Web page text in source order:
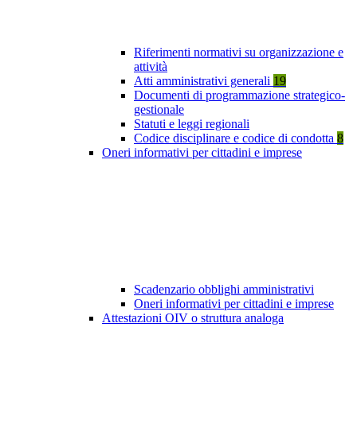
Riferimenti normativi su organizzazione e
attività
Atti amministrativi generali 19
Documenti di programmazione strategico-
gestionale
Statuti e leggi regionali
Codice disciplinare e codice di condotta 8
Oneri informativi per cittadini e imprese
Scadenzario obblighi amministrativi
Oneri informativi per cittadini e imprese
Attestazioni OIV o struttura analoga